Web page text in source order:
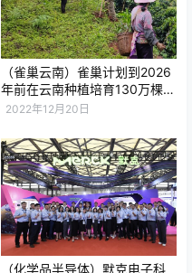
（雀巢云南）雀巢计划到2026
年前在云南种植培育130万棵树
助力实现净零目标
2022年12月20日
（化学品半导体）默克电子科